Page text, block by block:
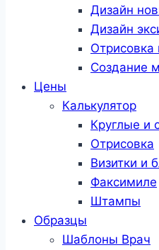
Дизайн
Дизайн
Отрисовка
Создание
Цены
Калькулятор
Круглые и
Отрисовка
Визитки и
Факсимиле
Штампы
Образцы
Шаблоны Врач